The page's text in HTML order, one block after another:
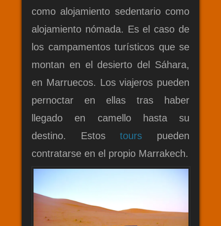
como alojamiento sedentario como
alojamiento nómada. Es el caso de
los campamentos turísticos que se
montan en el desierto del Sáhara,
en Marruecos. Los viajeros pueden
pernoctar en ellas tras haber
llegado en camello hasta su
destino. Estostours pueden
contratarse en el propio Marrakech.